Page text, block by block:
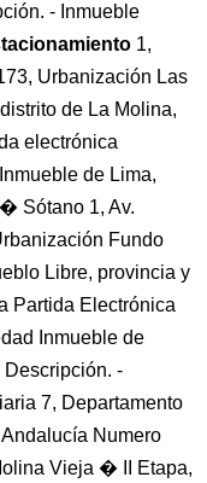
- Inmueble
1,
Urbanización Las
de La Molina,
electrónica
de Lima,
Sótano 1, Av.
Fundo
Libre, provincia y
Partida Electrónica
Inmueble de
-
7, Departamento
Numero
Vieja � II Etapa,